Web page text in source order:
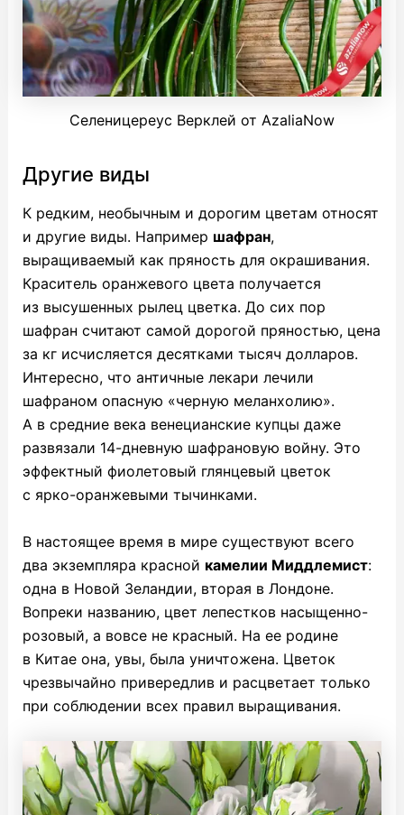
Селеницереус Верклей от AzaliaNow
Другие виды
К редким, необычным и дорогим цветам относят
и другие виды. Например шафран,
выращиваемый как пряность для окрашивания.
Краситель оранжевого цвета получается
из высушенных рылец цветка. До сих пор
шафран считают самой дорогой пряностью, цена
за кг исчисляется десятками тысяч долларов.
Интересно, что античные лекари лечили
шафраном опасную «черную меланхолию».
А в средние века венецианские купцы даже
развязали 14-дневную шафрановую войну. Это
эффектный фиолетовый глянцевый цветок
с ярко-оранжевыми тычинками.
В настоящее время в мире существуют всего
два экземпляра красной камелии Миддлемист:
одна в Новой Зеландии, вторая в Лондоне.
Вопреки названию, цвет лепестков насыщенно-
розовый, а вовсе не красный. На ее родине
в Китае она, увы, была уничтожена. Цветок
чрезвычайно привередлив и расцветает только
при соблюдении всех правил выращивания.